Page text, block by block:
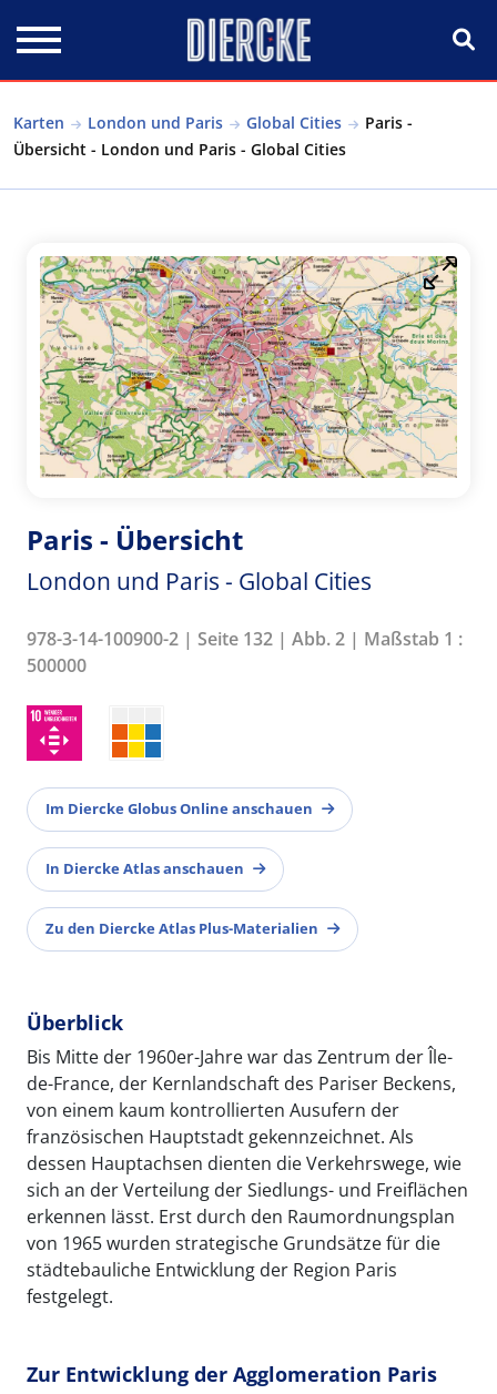
Karten London und Paris Global Cities
Paris -
Übersicht - London und Paris - Global Cities
Paris - Übersicht
London und Paris - Global Cities
978-3-14-100900-2 | Seite 132 | Abb. 2 | Maßstab 1 :
500000
Im Diercke Globus Online anschauen
In Diercke Atlas anschauen
Zu den Diercke Atlas Plus-Materialien
Überblick
Bis Mitte der 1960er-Jahre war das Zentrum der Île-
de-France, der Kernlandschaft des Pariser Beckens,
von einem kaum kontrollierten Ausufern der
französischen Hauptstadt gekennzeichnet. Als
dessen Hauptachsen dienten die Verkehrswege, wie
sich an der Verteilung der Siedlungs- und Freiflächen
erkennen lässt. Erst durch den Raumordnungsplan
von 1965 wurden strategische Grundsätze für die
städtebauliche Entwicklung der Region Paris
festgelegt.
Zur Entwicklung der Agglomeration Paris